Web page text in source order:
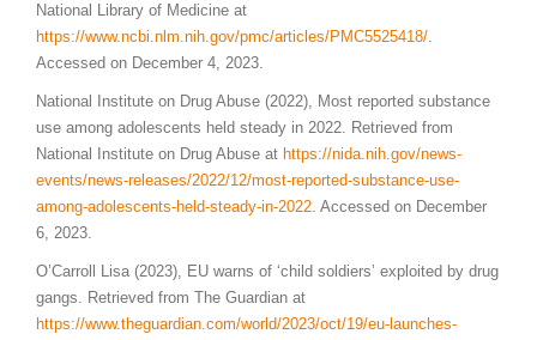
National Library of Medicine at
https://www.ncbi.nlm.nih.gov/pmc/articles/PMC5525418/.
Accessed on December 4, 2023.
National Institute on Drug Abuse (2022), Most reported substance
use among adolescents held steady in 2022. Retrieved from
National Institute on Drug Abuse at https://nida.nih.gov/news-
events/news-releases/2022/12/most-reported-substance-use-
among-adolescents-held-steady-in-2022. Accessed on December
6, 2023.
O’Carroll Lisa (2023), EU warns of ‘child soldiers’ exploited by drug
gangs. Retrieved from The Guardian at
https://www.theguardian.com/world/2023/oct/19/eu-launches-